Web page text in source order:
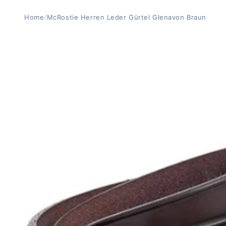
Home/McRostie Herren Leder Gürtel Glenavon Braun